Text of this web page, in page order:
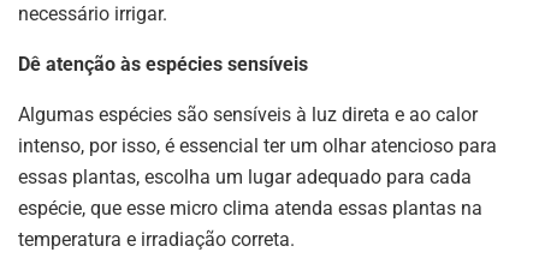
necessário irrigar.
Dê atenção às espécies sensíveis
Algumas espécies são sensíveis à luz direta e ao calor
intenso, por isso, é essencial ter um olhar atencioso para
essas plantas, escolha um lugar adequado para cada
espécie, que esse micro clima atenda essas plantas na
temperatura e irradiação correta.